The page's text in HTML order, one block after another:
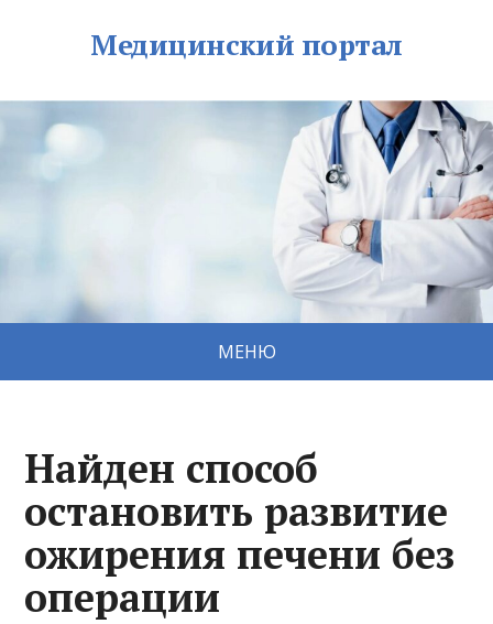
Медицинский портал
МЕНЮ
Найден способ
остановить развитие
ожирения печени без
операции